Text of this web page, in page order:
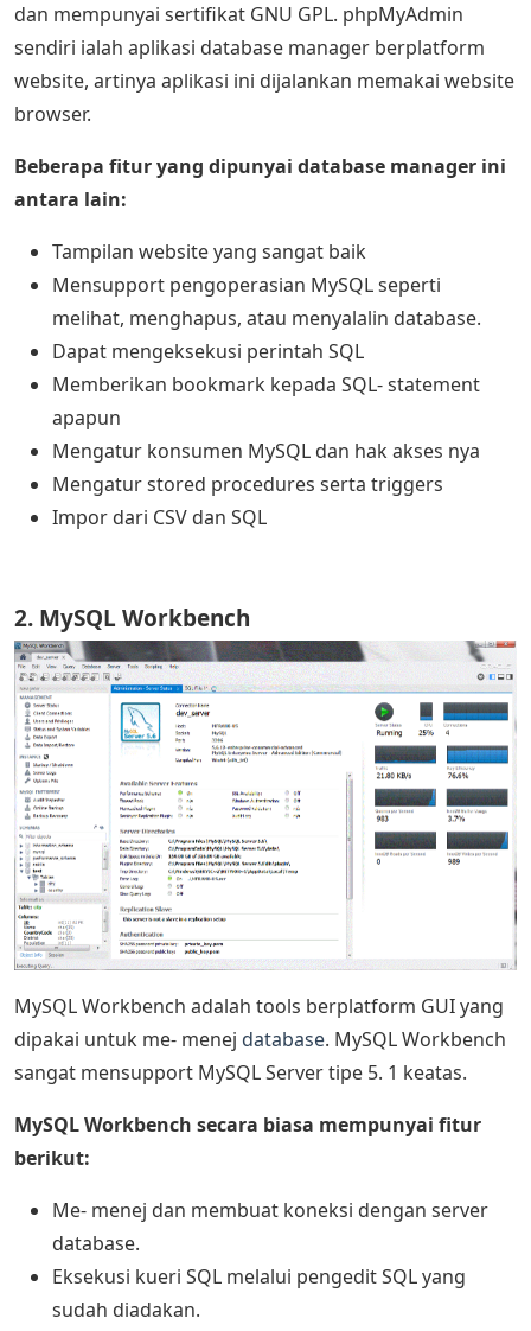
dan mempunyai sertifikat GNU GPL. phpMyAdmin
sendiri ialah aplikasi database manager berplatform
website, artinya aplikasi ini dijalankan memakai website
browser.
Beberapa fitur yang dipunyai database manager ini
antara lain:
Tampilan website yang sangat baik
Mensupport pengoperasian MySQL seperti
melihat, menghapus, atau menyalalin database.
Dapat mengeksekusi perintah SQL
Memberikan bookmark kepada SQL- statement
apapun
Mengatur konsumen MySQL dan hak akses nya
Mengatur stored procedures serta triggers
Impor dari CSV dan SQL
2. MySQL Workbench
MySQL Workbench adalah tools berplatform GUI yang
dipakai untuk me- menej database. MySQL Workbench
sangat mensupport MySQL Server tipe 5. 1 keatas.
MySQL Workbench secara biasa mempunyai fitur
berikut:
Me- menej dan membuat koneksi dengan server
database.
Eksekusi kueri SQL melalui pengedit SQL yang
sudah diadakan.